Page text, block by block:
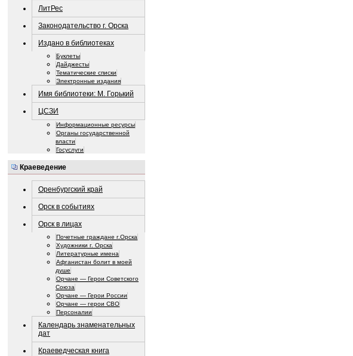
ЛитРес
Законодательство г. Орска
Издано в библиотеках
Буклеты
Дайджесты
Тематические списки
Электронные издания
Имя библиотеки: М. Горький
ЦСЗИ
Информационные ресурсы
Органы государственной
власти
Госуслуги
Краеведение
Оренбургский край
Орск в событиях
Орск в лицах
Почетные граждане г.Орска
Художники г. Орска
Литературные имена
Афганистан болит в моей
душе
Орчане — Герои Советского
Союза
Орчане — Герои России
Орчане — герои СВО
Персоналии
Календарь знаменательных
дат
Краеведческая книга